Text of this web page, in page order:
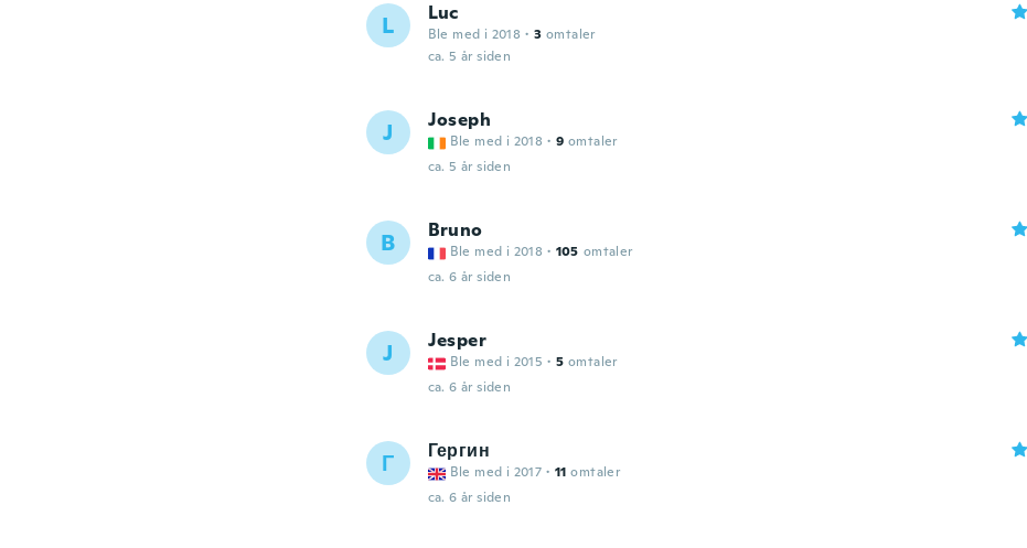
L Luc
Ble med i 2018 · 3 omtaler
ca. 5 år siden
J Joseph
Ble med i 2018 · 9 omtaler
ca. 5 år siden
B Bruno
Ble med i 2018 · 105 omtaler
ca. 6 år siden
J Jesper
Ble med i 2015 · 5 omtaler
ca. 6 år siden
Г Гергин
Ble med i 2017 · 11 omtaler
ca. 6 år siden